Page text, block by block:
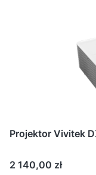
Projektor Vivitek
Cena
2 140,00 zł